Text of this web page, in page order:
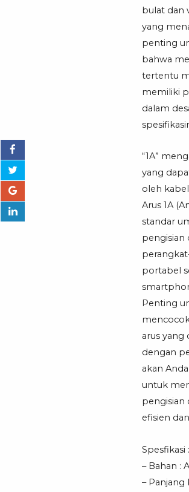
bulat dan
yang
penting
bahwa
tertentu
memiliki
dalam
“1A”
yang
oleh
Arus 1A
standar
pengisian
portabel
Penting
arus yang
dengan
akan
untuk
pengisian
efisien
Spesfikasi :
– Bahan :
– Panjang